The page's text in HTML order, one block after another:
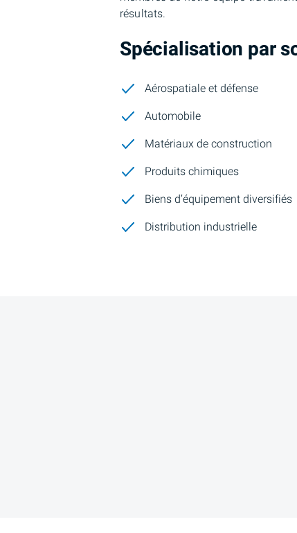
résultats.
Spécialisation par
Aérospatiale et défense
Automobile
Matériaux de construction
Produits chimiques
Biens d’équipement diversifiés
Distribution industrielle